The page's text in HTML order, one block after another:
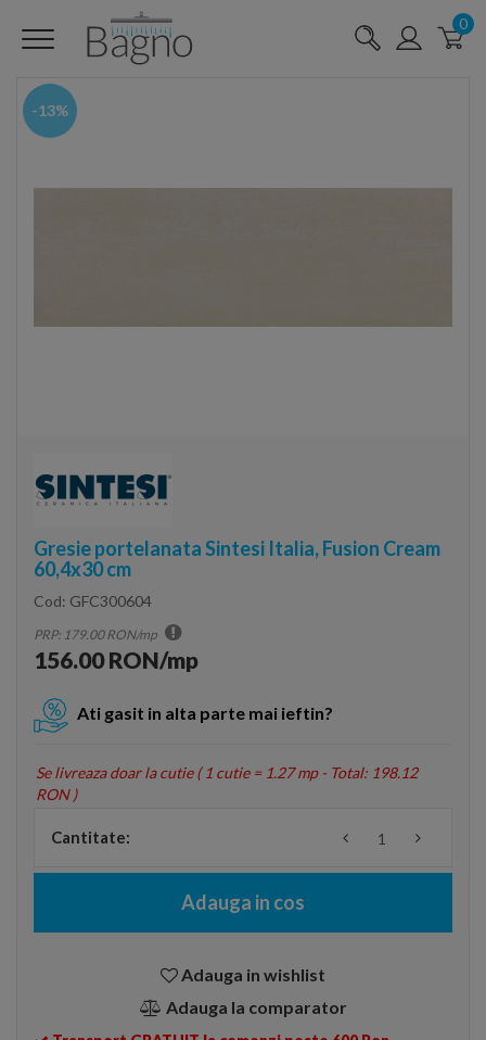
0
-13%
Gresie portelanata Sintesi Italia, Fusion Cream
60,4x30 cm
Cod: GFC300604
PRP: 179.00 RON/mp
156.00 RON/mp
Ati gasit in alta parte mai ieftin?
Se livreaza doar la cutie (1 cutie = 1.27 mp - Total: 198.12
RON )
Cantitate:
Adauga in cos
Adauga in wishlist
Adauga la comparator